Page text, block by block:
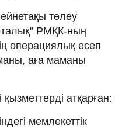
төлеу
РМҚК-ның
операциялық есеп
аға маманы
атқарған:
мемлекеттік